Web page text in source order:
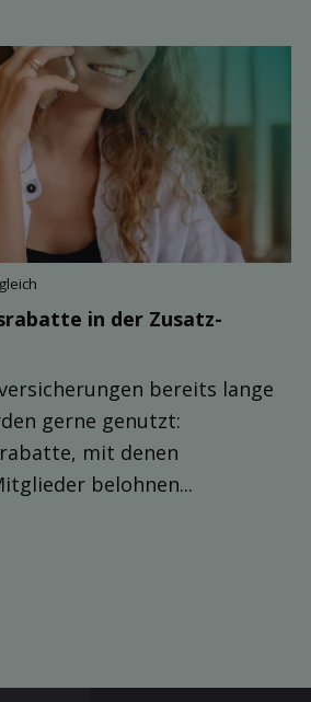
in der Zusatz­
bereits lange
gerne genutzt:
mit denen
belohnen...